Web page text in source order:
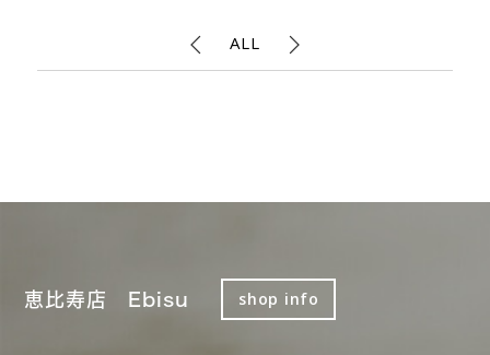
ALL
恵比寿店 Ebisu shop info